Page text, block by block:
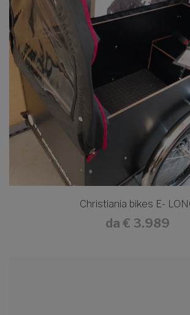
Christiania bikes E-
da € 3.989